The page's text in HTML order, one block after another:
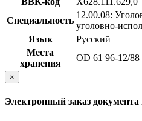
Специальность
12.00.08:
уголовно-
Язык
Русский
Места
хранения
OD 61 96-12/88
×
Электронный заказ